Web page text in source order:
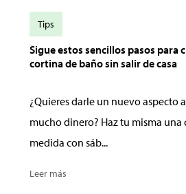
Sigue estos sencillos pasos para
cortina de baño sin salir de casa
¿Quieres darle un nuevo aspecto
mucho dinero? Haz tu misma una
medida con sáb...
Leer más
Tips